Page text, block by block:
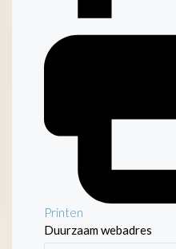
Printen
Duurzaam webadres